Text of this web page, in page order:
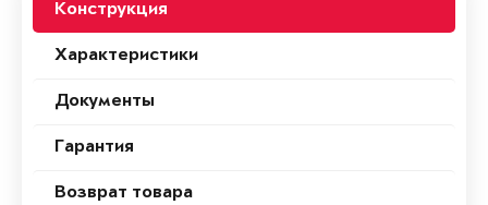
Конструкция
Характеристики
Документы
Гарантия
Возврат товара